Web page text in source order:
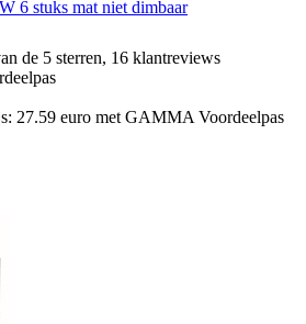
6 stuks mat niet dimbaar
de 5 sterren, 16 klantreviews
27.59 euro met GAMMA Voordeelpas